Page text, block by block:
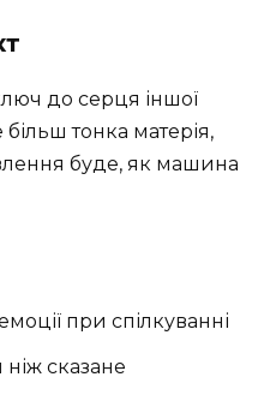
до серця іншої
тонка матерія,
буде, як машина
при спілкуванні
ніж сказане